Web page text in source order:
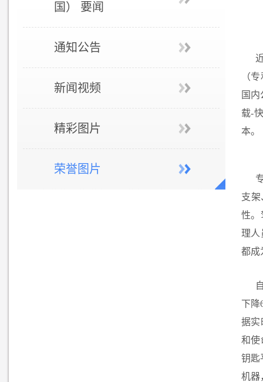
国） 要闻
通知公告
新闻视频
精彩图片
荣誉图片
（
国
载-
本。
支
性。
理人
都成
下降
据实
和使
钥匙
机器